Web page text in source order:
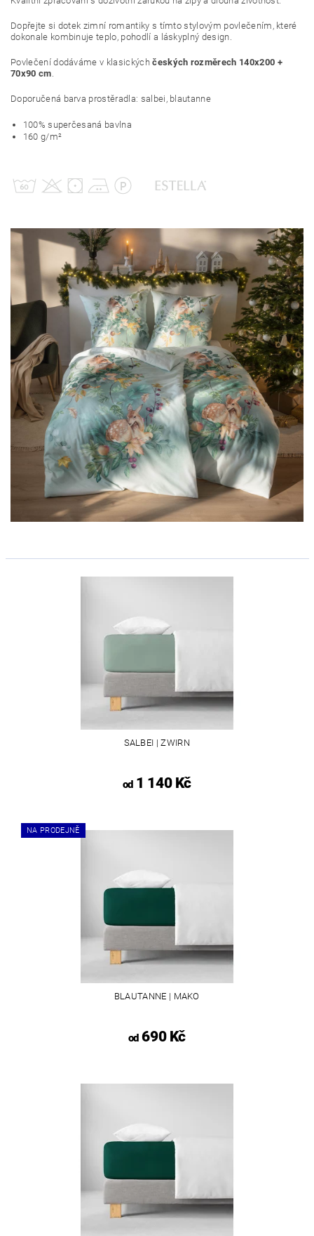
Dopřejte si dotek zimní romantiky s tímto stylovým povlečením, které
dokonale kombinuje teplo, pohodlí a láskyplný design.
Povlečení dodáváme v klasickýchčeských rozměrech 140x200 +
70x90 cm.
Doporučená barva prostěradla: salbei, blautanne
100% superčesaná bavlna
160 g/m²
SALBEI | ZWIRN
od1 140 Kč
NA PRODEJNĚ
BLAUTANNE | MAKO
od690 Kč